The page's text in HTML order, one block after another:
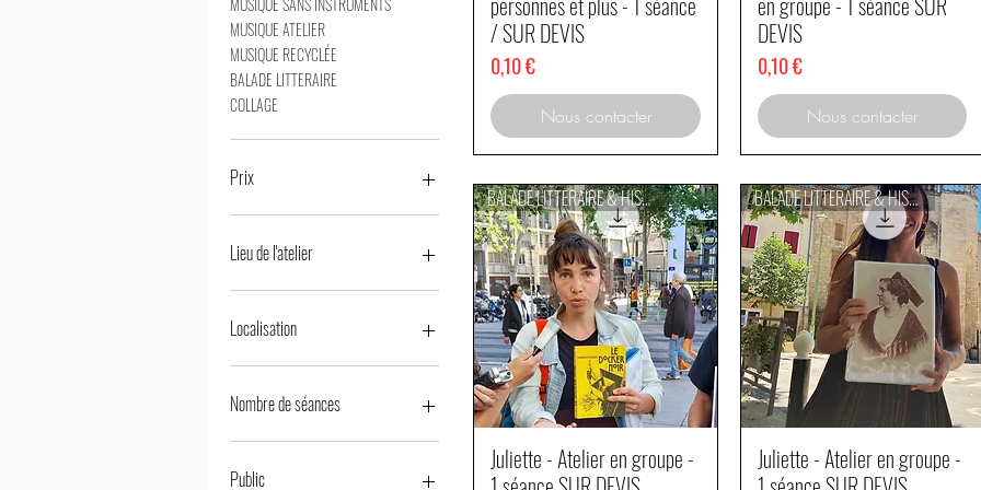
MUSIQUE ATELIER
MUSIQUE RECYCLÉE
BALADE LITTERAIRE
COLLAGE
Prix
0 €
Lieu de l'atelier
En entreprise
À son atelier
Localisation
1 à 150 km de Marseille
1 à 80 km de Marseille
Nombre de séances
1 SÉANCE
4/5 séances
Public
/ SUR DEVIS
Prix
0,10 €
Nous contacter
DEVIS
Prix
0,10 €
Nous contacter
Aperçu rapide
BALADE LITTERAIRE & HISTORIQUE
Juliette - Atelier en groupe -
Aperçu rapide
BALADE LITTERAIRE & HISTORIQUE
Juliette - Atelier en groupe -